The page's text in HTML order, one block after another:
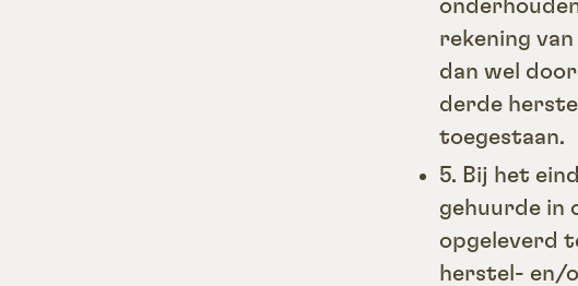
rekening
dan wel
derde
toegestaan.
5. Bij het
gehuurde in
opgeleverd
herstel- en/